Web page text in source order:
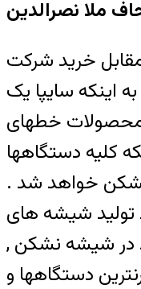
ملا نصرالدین
خرید شرکت
اینکه سایپا یک
محصولات خطهای
کلیه دستگاهها
خواهد شد .
تولید شیشه های
در شیشه نشکن ,
و مدرنترین دستگاهها و